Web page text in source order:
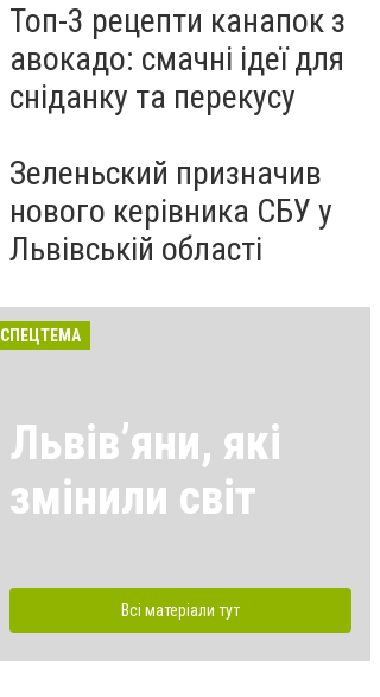
Топ-3 рецепти канапок з
авокадо: смачні ідеї для
сніданку та перекусу
Зеленьский призначив
нового керівника СБУ у
Львівській області
СПЕЦТЕМА
Львівʼяни, які
змінили світ
Всі матеріали тут